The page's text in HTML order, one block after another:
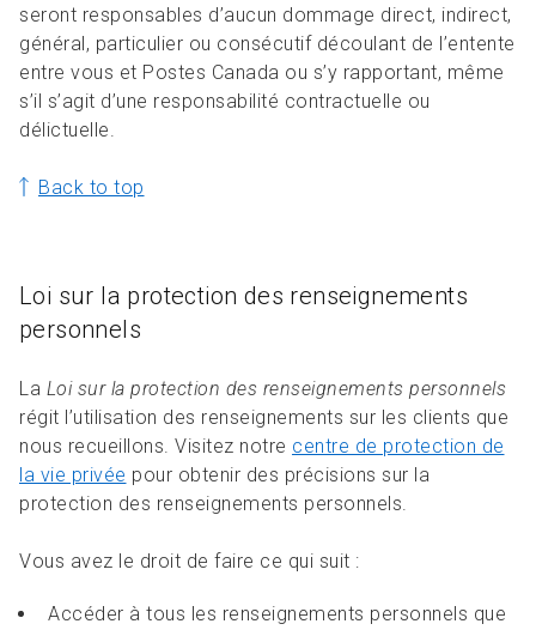
seront responsables d’aucun dommage direct, indirect,
général, particulier ou consécutif découlant de l’entente
entre vous et Postes Canada ou s’y rapportant, même
s’il s’agit d’une responsabilité contractuelle ou
délictuelle.
Back to top
Loi sur la protection des renseignements
personnels
La Loi sur la protection des renseignements personnels
régit l’utilisation des renseignements sur les clients que
nous recueillons. Visitez notre centre de protection de
la vie privée pour obtenir des précisions sur la
protection des renseignements personnels.
Vous avez le droit de faire ce qui suit :
Accéder à tous les renseignements personnels que